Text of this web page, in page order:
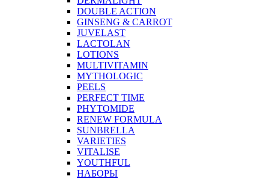
DOUBLE ACTION
GINSENG & CARROT
JUVELAST
LACTOLAN
LOTIONS
MULTIVITAMIN
MYTHOLOGIC
PEELS
PERFECT TIME
PHYTOMIDE
RENEW FORMULA
SUNBRELLA
VARIETIES
VITALISE
YOUTHFUL
НАБОРЫ